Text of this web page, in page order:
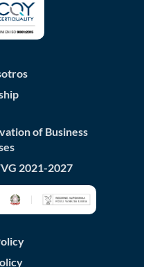
of Business
2021-2027